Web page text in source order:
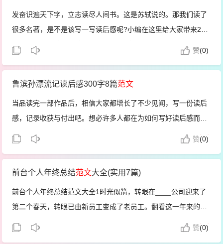
发奋识遍天下字，立志读尽人间书。这是苏轼说的。那我们读了
很多名著，是不是该写一写读后感呢?小编在这里给大家带来20_
年大学生名著读后感范文5篇，希望大家喜欢!20_年大学生名著
赞(0)
鲁滨孙漂流记读后感300字8篇范文
当品读完一部作品后，相信大家都增长了不少见闻，写一份读后
感，记录收获与付出吧。想必许多人都在为如何写好读后感而烦
恼吧，下面是小编给大家带来的鲁滨孙漂流记读后感大全300字8
赞(0)
前台个人年终总结范文大全(实用7篇)
前台个人年终总结范文大全1时光似箭，转眼在____公司迎来了
第二个春天，转眼已由新员工变成了老员工。翻看这一年来的工
作日志，回顾着这忙碌、充实而又紧张、愉快的一年……今年在
赞(0)